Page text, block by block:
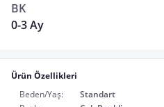
BK
0-3 Ay
Ürün Özellikleri
Beden/Yaş:
Standart